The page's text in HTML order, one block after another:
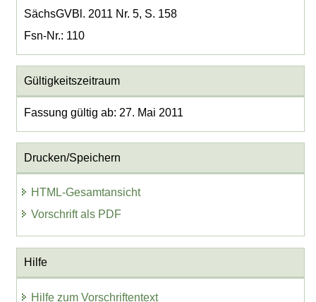
SächsGVBl. 2011 Nr. 5, S. 158
Fsn-Nr.: 110
Gültigkeitszeitraum
Fassung gültig ab: 27. Mai 2011
Drucken/Speichern
HTML-Gesamtansicht
Vorschrift als PDF
Hilfe
Hilfe zum Vorschriftentext